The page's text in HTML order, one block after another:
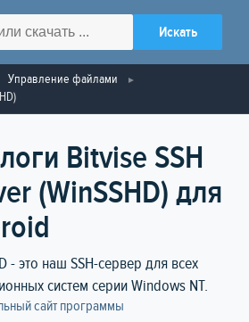
Управление файлами
Bitvise SSH
(WinSSHD) для
- это наш SSH-сервер для всех
систем серии Windows NT.
сайт программы